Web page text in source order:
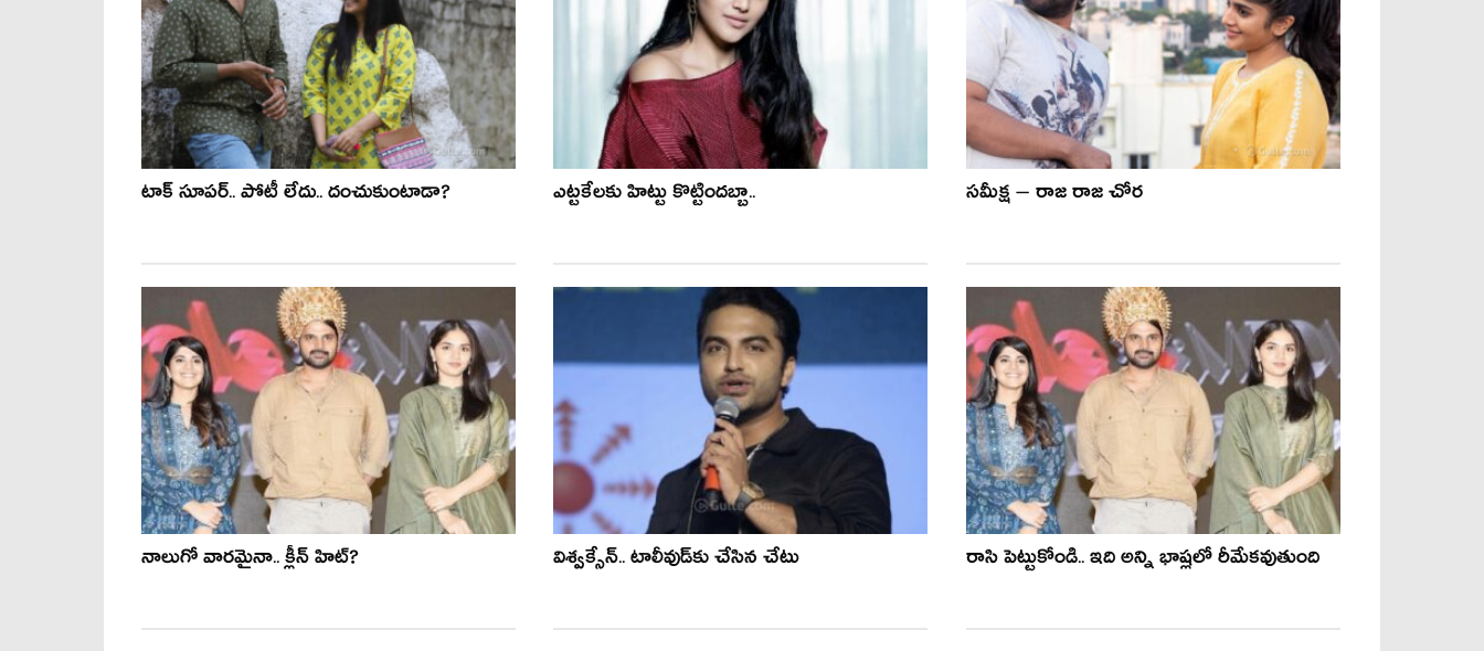
టాక్ సూప‌ర్.. పోటీ లేదు.. దంచుకుంటాడా? ఎట్టకేలకు హిట్టు కొట్టిందబ్బా.. సమీక్ష – రాజ రాజ చోర
నాలుగో వారమైనా.. క్లీన్ హిట్? విశ్వక్సేన్.. టాలీవుడ్‌కు చేసిన చేటు రాసి పెట్టుకోండి.. ఇది అన్ని భాష్ల‌లో రీమేకవుతుంది